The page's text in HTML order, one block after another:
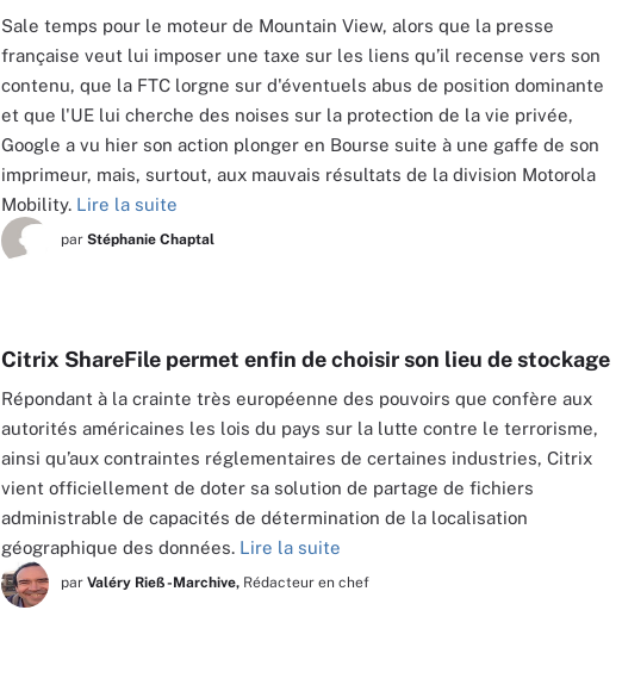
Sale temps pour le moteur de Mountain View, alors que la presse
française veut lui imposer une taxe sur les liens qu’il recense vers son
contenu, que la FTC lorgne sur d'éventuels abus de position dominante
et que l'UE lui cherche des noises sur la protection de la vie privée,
Google a vu hier son action plonger en Bourse suite à une gaffe de son
imprimeur, mais, surtout, aux mauvais résultats de la division Motorola
Mobility. Lire la suite
par Stéphanie Chaptal
Citrix ShareFile permet enfin de choisir son lieu de stockage
Répondant à la crainte très européenne des pouvoirs que confère aux
autorités américaines les lois du pays sur la lutte contre le terrorisme,
ainsi qu’aux contraintes réglementaires de certaines industries, Citrix
vient officiellement de doter sa solution de partage de fichiers
administrable de capacités de détermination de la localisation
géographique des données. Lire la suite
par Valéry Rieß-Marchive, Rédacteur en chef